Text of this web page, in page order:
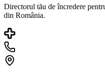
Directorul tău de încredere
din România.